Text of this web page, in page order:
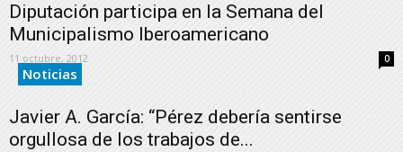
Diputación participa en la Semana del
Municipalismo Iberoamericano
11 octubre, 2012 0
Noticias
Javier A. García: “Pérez debería sentirse
orgullosa de los trabajos de...